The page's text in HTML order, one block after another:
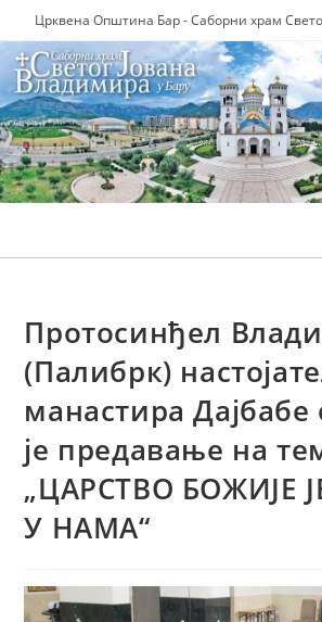
to
content
Црквена Општина Бар - Саборни храм
Протосинђел
(Палибрк)
манастира
је предавање на
„ЦАРСТВО БОЖИЈЕ
У НАМА“